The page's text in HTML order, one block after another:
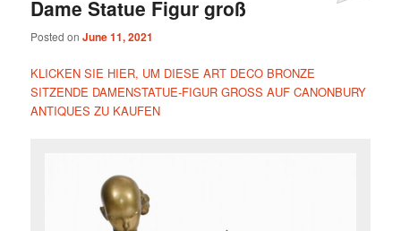
Dame Statue Figur groß
Posted onJune 11, 2021
KLICKEN SIE HIER, UM DIESE ART DECO BRONZE
SITZENDE DAMENSTATUE-FIGUR GROSS AUF CANONBURY
ANTIQUES ZU KAUFEN